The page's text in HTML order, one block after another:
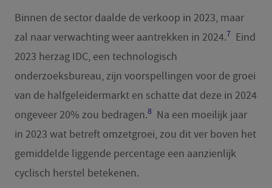
Binnen de sector daalde de verkoop in 2023, maar
zal naar verwachting weer aantrekken in 2024.7 Eind
2023 herzag IDC, een technologisch
onderzoeksbureau, zijn voorspellingen voor de groei
van de halfgeleidermarkt en schatte dat deze in 2024
ongeveer 20% zou bedragen.8Na een moeilijk jaar
in 2023 wat betreft omzetgroei, zou dit ver boven het
gemiddelde liggende percentage een aanzienlijk
cyclisch herstel betekenen.